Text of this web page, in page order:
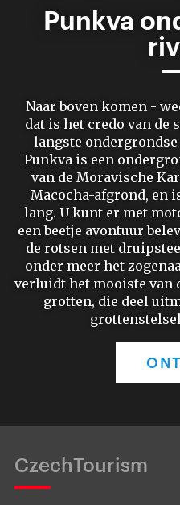
Punkva
Naar boven komen -
dat is het credo van de
langste
Punkva is een
van de Moravische
Macocha-afgrond, en
lang. U kunt er met
een beetje avontuur
de rotsen met
onder meer het
verluidt het mooiste van
grotten, die deel
CzechTourism